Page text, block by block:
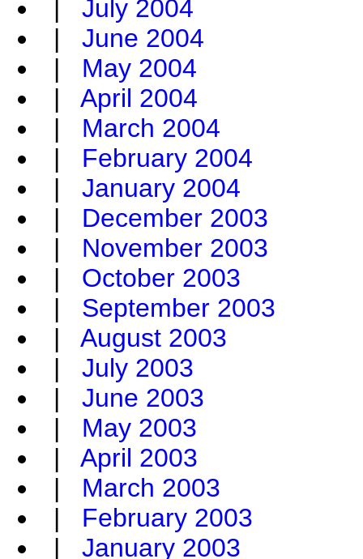
| July 2004
| June 2004
| May 2004
| April 2004
| March 2004
| February 2004
| January 2004
| December 2003
| November 2003
| October 2003
| September 2003
| August 2003
| July 2003
| June 2003
| May 2003
| April 2003
| March 2003
| February 2003
| January 2003